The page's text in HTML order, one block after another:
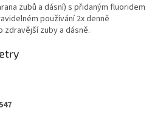
zubů a dásní) s přidaným fluoridem
používání 2x denně
zuby a dásně.